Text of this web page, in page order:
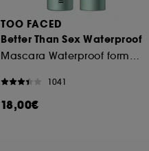
TOO FACED
Better Than Sex Waterproof
1041
18,00€